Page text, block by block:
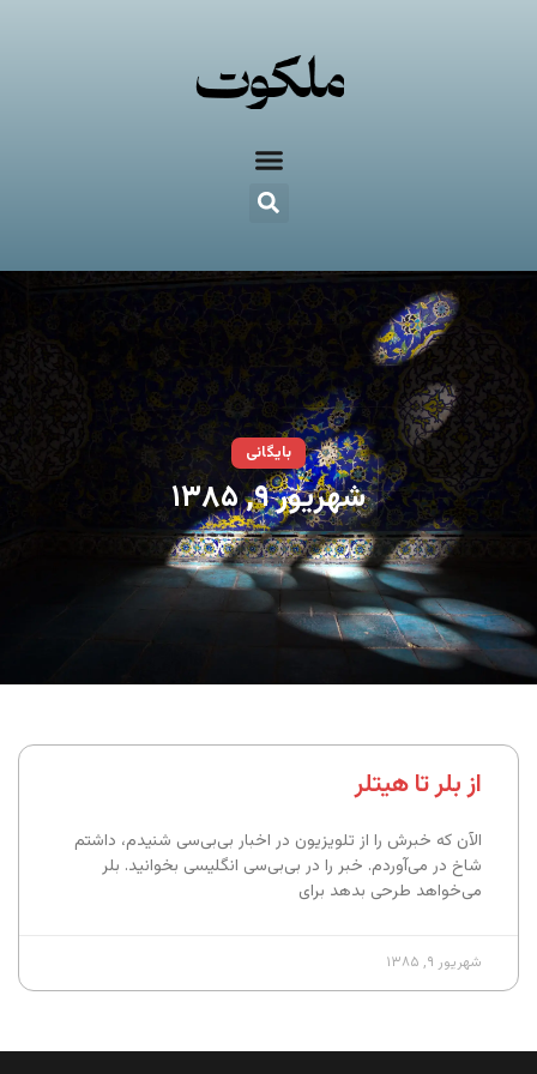
بایگانی
شهریور ۹, ۱۳۸۵
از بلر تا هیتلر
الآن که خبرش را از تلویزیون در اخبار بی‌بی‌سی شنیدم، داشتم
شاخ در می‌آوردم. خبر را در بی‌بی‌سی انگلیسی بخوانید. بلر
می‌خواهد طرحی بدهد برای
شهریور ۹, ۱۳۸۵